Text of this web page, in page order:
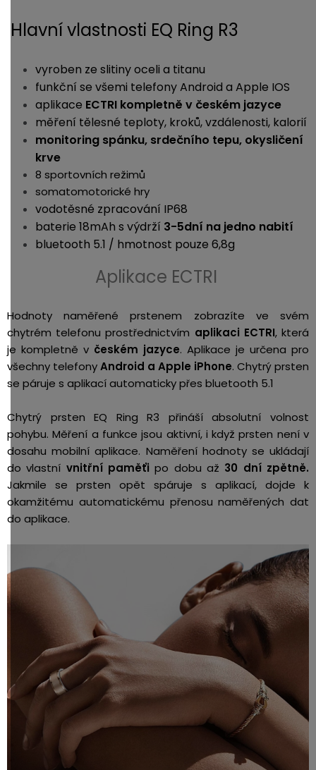
Hlavní vlastnosti EQ Ring R3
vyroben ze slitiny oceli a titanu
funkční se všemi telefony Android a Apple IOS
aplikace ECTRI kompletně v českém jazyce
měření tělesné teploty, kroků, vzdálenosti, kalorií
monitoring spánku, srdečního tepu, okysličení
krve
8 sportovních režimů
somatomotorické hry
vodotěsné zpracování IP68
baterie 18mAh s výdrží 3-5dní na jedno nabití
bluetooth 5.1 / hmotnost pouze 6,8g
Aplikace ECTRI
Hodnoty naměřené prstenem zobrazíte ve svém
chytrém telefonu prostřednictvím aplikaci ECTRI, která
je kompletně v českém jazyce. Aplikace je určena pro
všechny telefonyAndroid a Apple iPhone. Chytrý prsten
se páruje s aplikací automaticky přes bluetooth 5.1
Chytrý prsten EQ Ring R3 přináší absolutní volnost
pohybu. Měření a funkce jsou aktivní, i když prsten není v
dosahu mobilní aplikace. Naměření hodnoty se ukládají
do vlastní vnitřní paměťipo dobu až 30 dní zpětně.
Jakmile se prsten opět spáruje s aplikací, dojde k
okamžitému automatickému přenosu naměřených dat
do aplikace.